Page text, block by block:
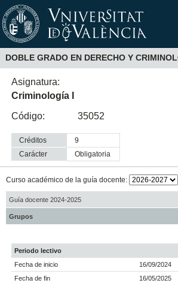
DOBLE GRADO EN DERECHO Y
Asignatura:
Criminología I
Código:
35052
Créditos
9
Carácter
obligatoria
Curso académico de la guía docente:
Guía docente 2024-2025
Grupos
Periodo lectivo
Fecha de inicio
16/09/2024
Fecha de fin
16/05/2025